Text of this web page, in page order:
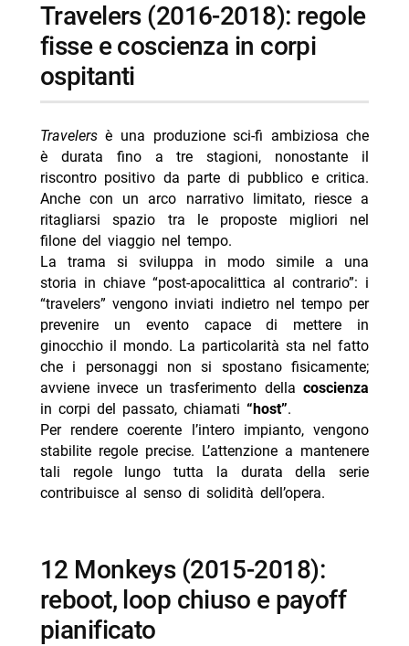
Travelers (2016-2018): regole
fisse e coscienza in corpi
ospitanti
Travelersè una produzione sci-fi ambiziosa che
è durata fino a tre stagioni, nonostante il
riscontro positivo da parte di pubblico e critica.
Anche con un arco narrativo limitato, riesce a
ritagliarsi spazio tra le proposte migliori nel
filone del viaggio nel tempo.
La trama si sviluppa in modo simile a una
storia in chiave “post-apocalittica al contrario”: i
“travelers” vengono inviati indietro nel tempo per
prevenire un evento capace di mettere in
ginocchio il mondo. La particolarità sta nel fatto
che i personaggi non si spostano fisicamente;
avviene invece un trasferimento dellacoscienza
in corpi del passato, chiamati “host”.
Per rendere coerente l’intero impianto, vengono
stabilite regole precise. L’attenzione a mantenere
tali regole lungo tutta la durata della serie
contribuisce al senso di solidità dell’opera.
12 Monkeys (2015-2018):
reboot, loop chiuso e payoff
pianificato